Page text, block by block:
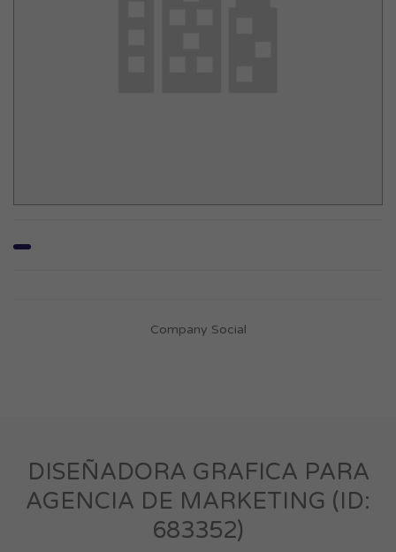
Company Social
DISEÑADORA GRAFICA PARA
AGENCIA DE MARKETING (ID:
683352)